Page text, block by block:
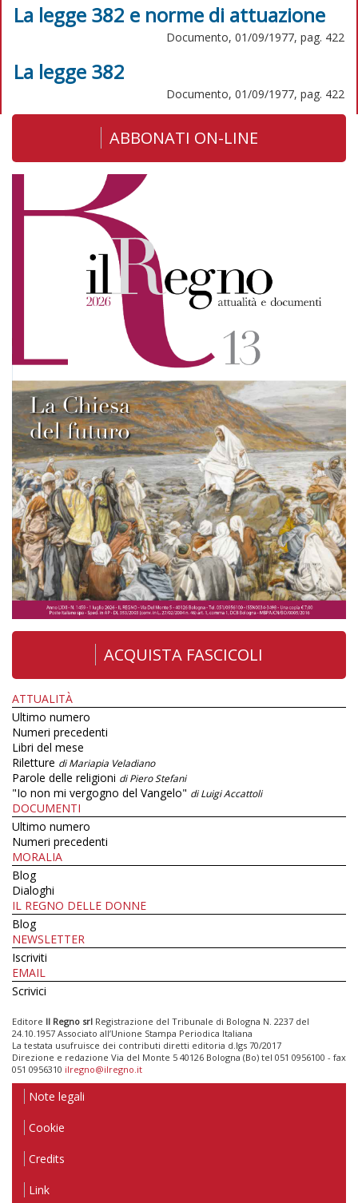
La legge 382 e norme di attuazione
Documento, 01/09/1977, pag. 422
La legge 382
Documento, 01/09/1977, pag. 422
ABBONATI ON-LINE
ACQUISTA FASCICOLI
ATTUALITÀ
Ultimo numero
Numeri precedenti
Libri del mese
Riletture di Mariapia Veladiano
Parole delle religioni di Piero Stefani
"Io non mi vergogno del Vangelo" di Luigi Accattoli
DOCUMENTI
Ultimo numero
Numeri precedenti
MORALIA
Blog
Dialoghi
IL REGNO DELLE DONNE
Blog
NEWSLETTER
Iscriviti
EMAIL
Scrivici
Editore Il Regno srl Registrazione del Tribunale di Bologna N. 2237 del
24.10.1957 Associato all’Unione Stampa Periodica Italiana
La testata usufruisce dei contributi diretti editoria d.lgs 70/2017
Direzione e redazione Via del Monte 5 40126 Bologna (Bo) tel 051 0956100 - fax
051 0956310 ilregno@ilregno.it
Note legali
Cookie
Credits
Link